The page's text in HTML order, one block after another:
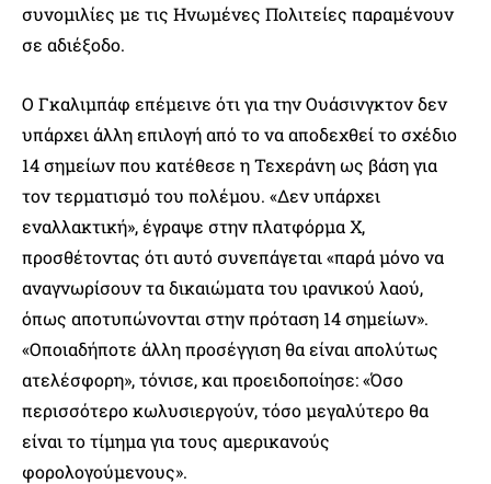
συνομιλίες με τις Ηνωμένες Πολιτείες παραμένουν
σε αδιέξοδο.
Ο Γκαλιμπάφ επέμεινε ότι για την Ουάσινγκτον δεν
υπάρχει άλλη επιλογή από το να αποδεχθεί το σχέδιο
14 σημείων που κατέθεσε η Τεχεράνη ως βάση για
τον τερματισμό του πολέμου. «Δεν υπάρχει
εναλλακτική», έγραψε στην πλατφόρμα Χ,
προσθέτοντας ότι αυτό συνεπάγεται «παρά μόνο να
αναγνωρίσουν τα δικαιώματα του ιρανικού λαού,
όπως αποτυπώνονται στην πρόταση 14 σημείων».
«Οποιαδήποτε άλλη προσέγγιση θα είναι απολύτως
ατελέσφορη», τόνισε, και προειδοποίησε: «Όσο
περισσότερο κωλυσιεργούν, τόσο μεγαλύτερο θα
είναι το τίμημα για τους αμερικανούς
φορολογούμενους».